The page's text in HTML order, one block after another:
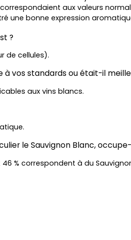
aux valeurs
une bonne expression
?
de cellules).
vos standards ou était-il
aux vins blancs.
le Sauvignon Blanc,
% correspondent à du